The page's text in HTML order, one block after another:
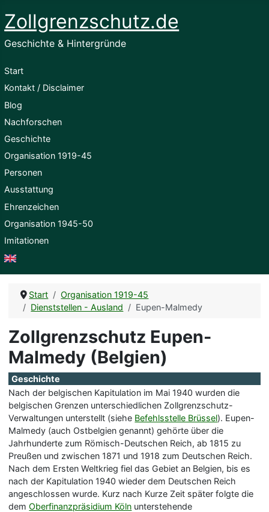
Zollgrenzschutz.de
Geschichte & Hintergründe
Start
Kontakt / Disclaimer
Blog
Nachforschen
Geschichte
Organisation 1919-45
Personen
Ausstattung
Ehrenzeichen
Organisation 1945-50
Imitationen
English
Start
Organisation 1919-45
Dienststellen - Ausland
Eupen-Malmedy
Zollgrenzschutz Eupen-
Malmedy (Belgien)
Geschichte
Nach der belgischen Kapitulation im Mai 1940 wurden die
belgischen Grenzen unterschiedlichen Zollgrenzschutz-
Verwaltungen unterstellt (siehe Befehlsstelle Brüssel). Eupen-
Malmedy (auch Ostbelgien genannt) gehörte über die
Jahrhunderte zum Römisch-Deutschen Reich, ab 1815 zu
Preußen und zwischen 1871 und 1918 zum Deutschen Reich.
Nach dem Ersten Weltkrieg fiel das Gebiet an Belgien, bis es
nach der Kapitulation 1940 wieder dem Deutschen Reich
angeschlossen wurde. Kurz nach Kurze Zeit später folgte die
demOberfinanzpräsidium Köln unterstehende